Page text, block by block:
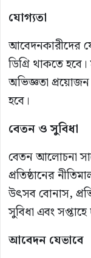
যোগ্যতা
আবেদনকারীদের
ডিগ্রি থাকতে হবে।
অভিজ্ঞতা
হবে।
বেতন ও সুবিধা
বেতন আলোচনা
প্রতিষ্ঠানের
উৎসব বোনাস,
সুবিধা এবং সপ্তাহে
আবেদন যেভাবে